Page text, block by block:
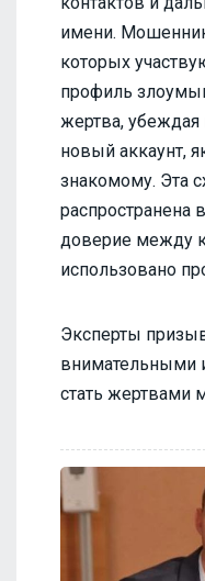
имени.
которых
профиль
жертва,
новый аккаунт,
знакомому. Эта
распространена
доверие между
использовано
Эксперты
внимательными
стать жертвами